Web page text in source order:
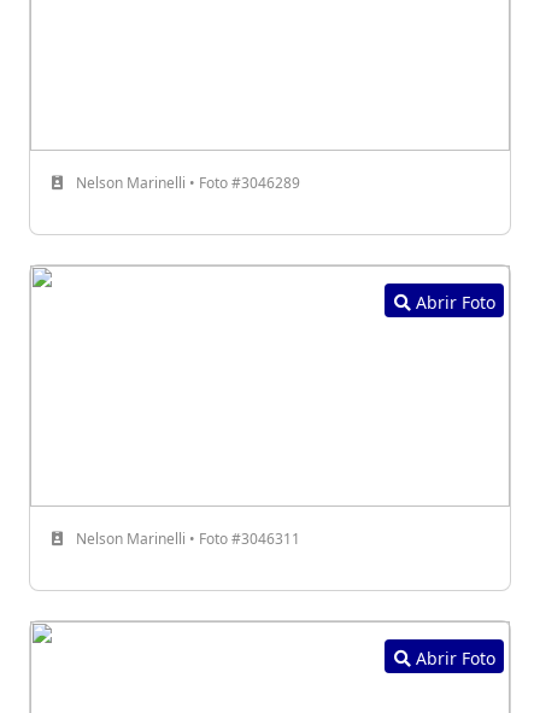
Nelson Marinelli • Foto #3046289
Abrir Foto
Nelson Marinelli • Foto #3046311
Abrir Foto